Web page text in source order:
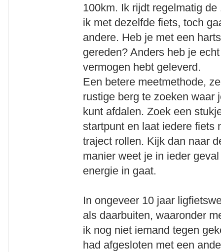
100km. Ik rijdt regelmatig
ik met dezelfde fiets, toch
andere. Heb je met een
gereden? Anders heb je
vermogen hebt geleverd.
Een betere meetmethode,
rustige berg te zoeken waar
kunt afdalen. Zoek een
startpunt en laat iedere fiets
traject rollen. Kijk dan naar
manier weet je in ieder
energie in gaat.
In ongeveer 10 jaar
als daarbuiten, waaronder
ik nog niet iemand tegen
had afgesloten met een